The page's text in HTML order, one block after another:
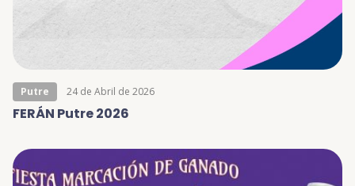
Putre 24 de Abril de 2026
FERÁN Putre 2026